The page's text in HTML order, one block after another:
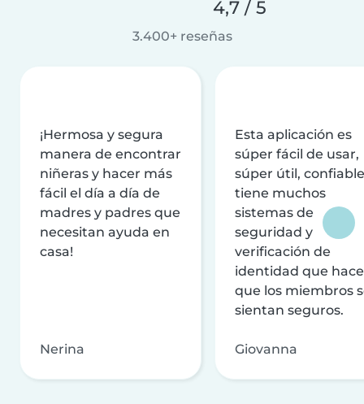
4,7 / 5
3.400+ reseñas
¡Hermosa y segura
manera de encontrar
niñeras y hacer más
fácil el día a día de
madres y padres que
necesitan ayuda en
casa!
Nerina
Esta aplicación es
súper fácil de usar,
súper útil,
tiene muchos
sistemas de
seguridad y
verificación de
identidad que
que los miembros
sientan seguros.
Giovanna